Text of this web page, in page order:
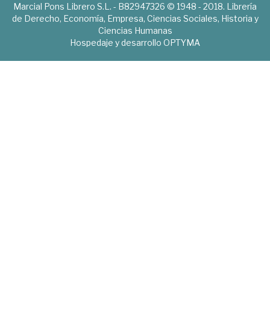
Marcial Pons Librero S.L. - B82947326 © 1948 - 2018. Librería
de Derecho, Economía, Empresa, Ciencias Sociales, Historia y
Ciencias Humanas
Hospedaje y desarrollo OPTYMA